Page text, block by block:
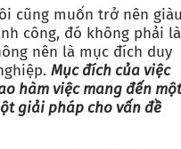
cũng muốn trở nên
công, đó không phải là
nên là mục đích duy
Mục đích của việc
hàm việc mang đến một
giải pháp cho vấn đề